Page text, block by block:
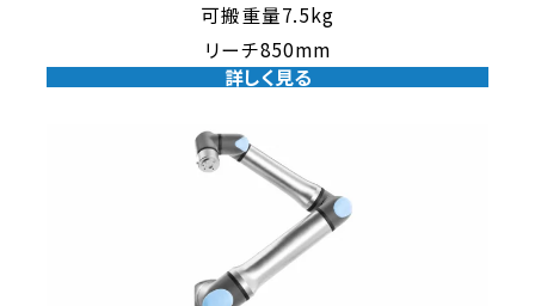
可搬重量7.5kg
リーチ850mm
詳しく見る